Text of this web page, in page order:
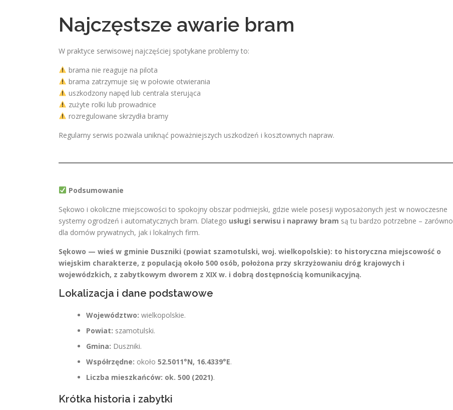
Najczęstsze awarie bram
W praktyce serwisowej najczęściej spotykane problemy to:
brama nie reaguje na pilota
brama zatrzymuje się w połowie otwierania
uszkodzony napęd lub centrala sterująca
zużyte rolki lub prowadnice
rozregulowane skrzydła bramy
Regularny serwis pozwala uniknąć poważniejszych uszkodzeń i kosztownych napraw.
Podsumowanie
Sękowo i okoliczne miejscowości to spokojny obszar podmiejski, gdzie wiele posesji wyposażonych jest w nowoczesne
systemy ogrodzeń i automatycznych bram. Dlatego usługi serwisu i naprawy bram są tu bardzo potrzebne – zarówno
dla domów prywatnych, jak i lokalnych firm.
Sękowo — wieś w gminie Duszniki (powiat szamotulski, woj. wielkopolskie): to historyczna miejscowość o
wiejskim charakterze, z populacją około 500 osób, położona przy skrzyżowaniu dróg krajowych i
wojewódzkich, z zabytkowym dworem z XIX w. i dobrą dostępnością komunikacyjną.
Lokalizacja i dane podstawowe
Województwo: wielkopolskie.
Powiat: szamotulski.
Gmina: Duszniki.
Współrzędne: około 52.5011°N, 16.4339°E.
Liczba mieszkańców: ok. 500 (2021).
Krótka historia i zabytki